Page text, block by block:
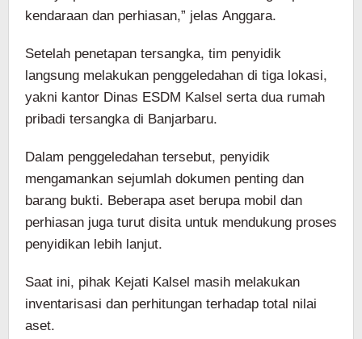
kendaraan dan perhiasan,” jelas Anggara.
Setelah penetapan tersangka, tim penyidik
langsung melakukan penggeledahan di tiga lokasi,
yakni kantor Dinas ESDM Kalsel serta dua rumah
pribadi tersangka di Banjarbaru.
Dalam penggeledahan tersebut, penyidik
mengamankan sejumlah dokumen penting dan
barang bukti. Beberapa aset berupa mobil dan
perhiasan juga turut disita untuk mendukung proses
penyidikan lebih lanjut.
Saat ini, pihak Kejati Kalsel masih melakukan
inventarisasi dan perhitungan terhadap total nilai
aset.